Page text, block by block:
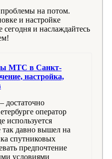
на потом.
и настройке
и наслаждайтесь
МТС в Санкт-
настройка,
оператор
используется
давно вышел на
спутниковых
предпочтение
условиями